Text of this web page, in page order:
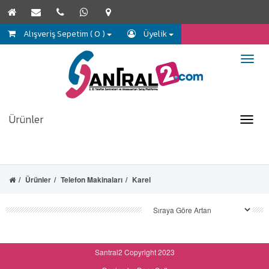
Alışveriş Sepetim ( 0 ) Üyelik
Ürünler
Ürünler Telefon Makinaları Karel
Santral2 Copyright 2023